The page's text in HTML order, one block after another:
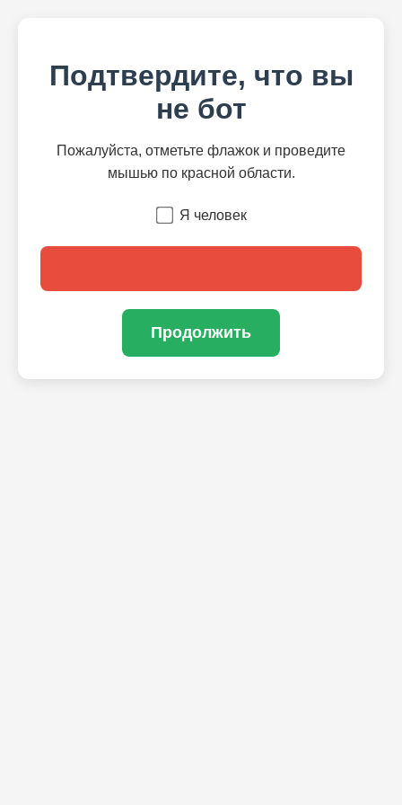
Подтвердите, что вы
не бот
Пожалуйста, отметьте флажок и проведите
мышью по красной области.
Я человек
Продолжить